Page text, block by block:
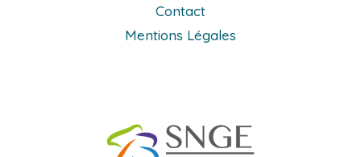
Contact
Mentions Légales